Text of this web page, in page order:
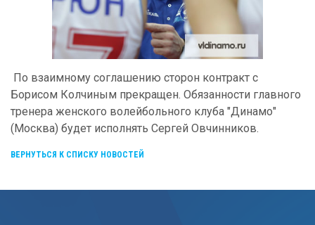
По взаимному соглашению сторон контракт с
Борисом Колчиным прекращен. Обязанности главного
тренера женского волейбольного клуба "Динамо"
(Москва) будет исполнять Сергей Овчинников.
ВЕРНУТЬСЯ К СПИСКУ НОВОСТЕЙ